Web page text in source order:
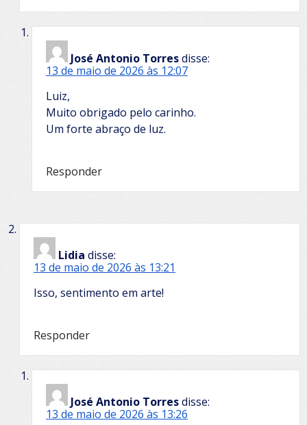
José Antonio Torresdisse:
13 de maio de 2026 às 12:07
Luiz,
Muito obrigado pelo carinho.
Um forte abraço de luz.
Responder
Lidia disse:
13 de maio de 2026 às 13:21
Isso, sentimento em arte!
Responder
José Antonio Torresdisse:
13 de maio de 2026 às 13:26